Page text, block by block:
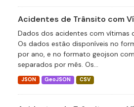
Acidentes de Trânsito com
Dados dos acidentes com vítimas
Os dados estão disponíveis no
por ano, e no formato geojson
separados por mês. Os...
JSON GeoJSON CSV